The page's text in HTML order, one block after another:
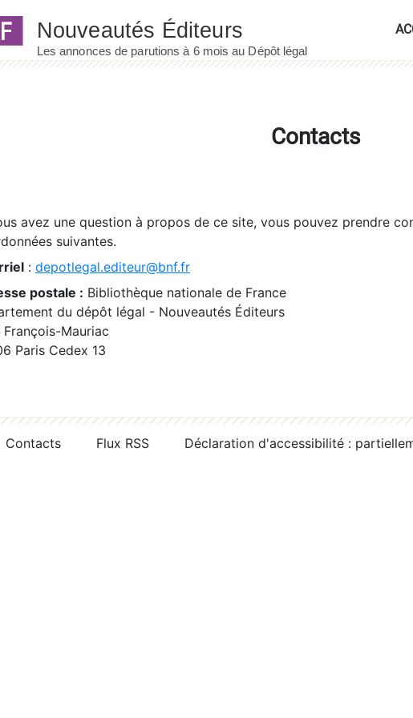
Contacts
avez une question à propos de ce site, vous pouvez prendre
suivantes.
: depotlegal.editeur@bnf.fr
postale : Bibliothèque nationale de France
du dépôt légal - Nouveautés Éditeurs
François-Mauriac
Paris Cedex 13
Contacts Flux RSS Déclaration d'accessibilité :